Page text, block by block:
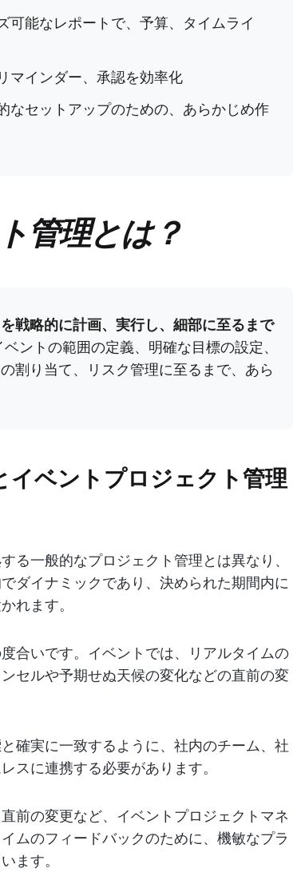
可能なレポートで、予算、タイムライ
マインダー、承認を効率化
なセットアップのための、あらかじめ作
管理とは？
戦略的に計画、実行し、細部に至るまで
ベントの範囲の定義、明確な目標の設定、
割り当て、リスク管理に至るまで、あら
イベントプロジェクト管理
る一般的なプロジェクト管理とは異なり、
ダイナミックであり、決められた期間内に
れます。
合いです。イベントでは、リアルタイムの
セルや予期せぬ天候の変化などの直前の変
確実に一致するように、社内のチーム、社
スに連携する必要があります。
前の変更など、イベントプロジェクトマネ
ムのフィードバックのために、機敏なプラ
ます。